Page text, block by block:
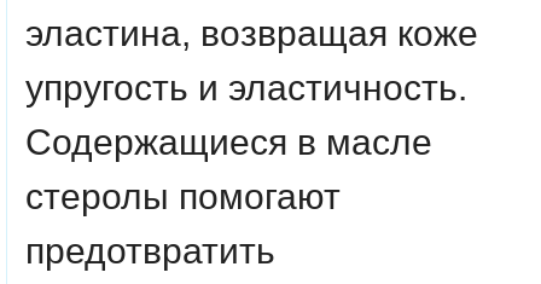
эластина, возвращая коже
упругость и эластичность.
Содержащиеся в масле
стеролы помогают
предотвратить